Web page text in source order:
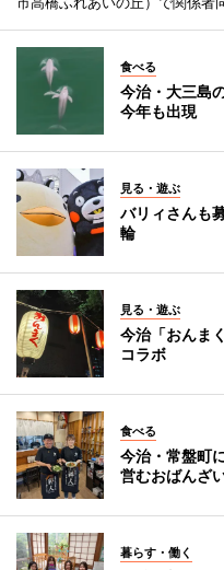
食べる
今治・大三島
今年も出現
見る・遊ぶ
バリィさんも
輪
見る・遊ぶ
今治「おんま
コラボ
食べる
今治・常盤町
営むおばんざ
暮らす・働く